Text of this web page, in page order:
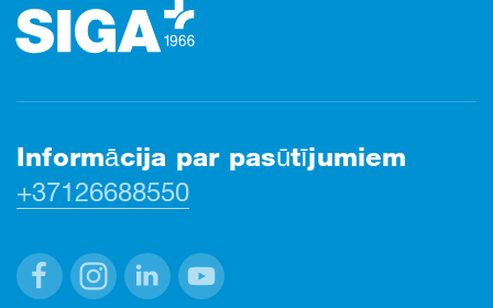
Informācija par pasūtījumiem
+37126688550